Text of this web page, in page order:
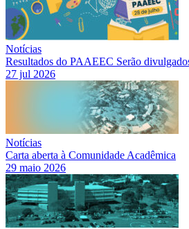
Notícias
Resultados do PAAEEC Serão
27 jul 2026
Notícias
Carta aberta à Comunidade Acadêmica
29 maio 2026